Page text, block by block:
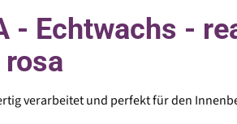
- Echtwachs -
verarbeitet und perfekt für den